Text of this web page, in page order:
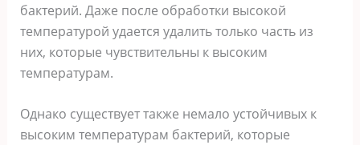
бактерий. Даже после обработки высокой
температурой удается удалить только часть из
них, которые чувствительны к высоким
температурам.
Однако существует также немало устойчивых к
высоким температурам бактерий, которые